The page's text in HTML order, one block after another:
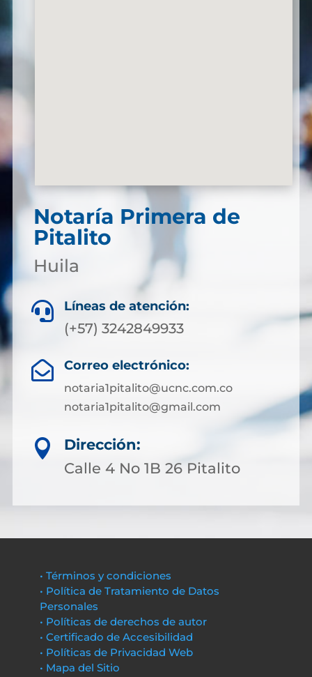
Notaría Primera de
Pitalito
Huila
 Líneas de atención:
(+57) 3242849933
 Correo electrónico:
notaria1pitalito@ucnc.com.co
notaria1pitalito@gmail.com

Dirección:
Calle 4 No 1B 26 Pitalito
• Términos y condiciones
• Política de Tratamiento de Datos
Personales
• Políticas de derechos de autor
• Certificado de Accesibilidad
• Políticas de Privacidad Web
• Mapa del Sitio